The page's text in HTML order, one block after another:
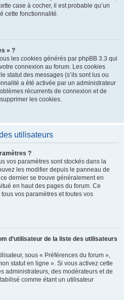
case à cocher, il est probable qu’un
cette fonctionnalité.
» ?
les cookies générés par phpBB 3.3 qui
connexion au forum. Les cookies
statut des messages (s’ils sont lus ou
a été activée par un administrateur
récurrents de connexion et de
les cookies.
utilisateurs
?
vos paramètres sont stockés dans la
les modifier depuis le panneau de
dernier se trouve généralement en
en haut des pages du forum. Ce
vos paramètres et toutes vos
d’utilisateur de la liste des utilisateurs
sous « Préférences du forum »,
statut en ligne ». Si vous activez cette
administrateurs, des modérateurs et de
comme étant un utilisateur